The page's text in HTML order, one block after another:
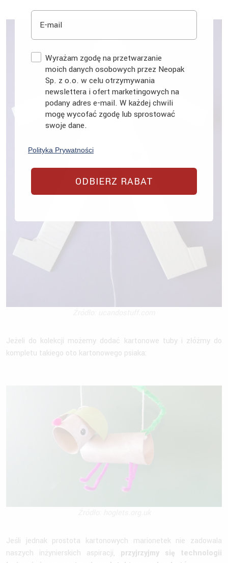
Jeżeli do kolekcji możemy dodać kartonowe tuby i złóżmy do
kompletu takiego oto kartonowego psiaka:
Jeśli jednak prostota kartonowych marionetek nie zadowala
naszych inżynierskich aspiracji, przyjrzyjmy się technologii
E-mail
ZgodaWyrażam zgodę na przetwarzanie
moich danych osobowych przez Neopak
Sp. z o.o. w celu otrzymywania
newslettera i ofert marketingowych na
podany adres e-mail. W każdej chwili
mogę wycofać zgodę lub sprostować
swoje dane.
Polityka Prywatności
ODBIERZ RABAT